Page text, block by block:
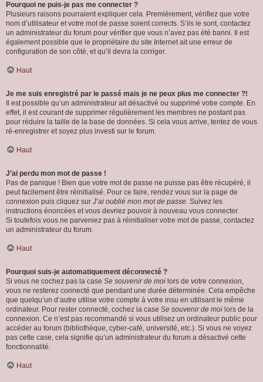
Pourquoi ne puis-je pas me connecter ?
Plusieurs raisons pourraient expliquer cela. Premièrement, vérifiez que votre
nom d’utilisateur et votre mot de passe soient corrects. S’ils le sont, contactez
un administrateur du forum pour vérifier que vous n’avez pas été banni. Il est
également possible que le propriétaire du site Internet ait une erreur de
configuration de son côté, et qu’il devra la corriger.
Haut
Je me suis enregistré par le passé mais je ne peux plus me connecter ?!
Il est possible qu’un administrateur ait désactivé ou supprimé votre compte. En
effet, il est courant de supprimer régulièrement les membres ne postant pas
pour réduire la taille de la base de données. Si cela vous arrive, tentez de vous
ré-enregistrer et soyez plus investi sur le forum.
Haut
J’ai perdu mon mot de passe !
Pas de panique ! Bien que votre mot de passe ne puisse pas être récupéré, il
peut facilement être réinitialisé. Pour ce faire, rendez vous sur la page de
connexion puis cliquez sur J’ai oublié mon mot de passe. Suivez les
instructions énoncées et vous devriez pouvoir à nouveau vous connecter.
Si toutefois vous ne parveniez pas à réinitialiser votre mot de passe, contactez
un administrateur du forum.
Haut
Pourquoi suis-je automatiquement déconnecté ?
Si vous ne cochez pas la case Se souvenir de moi lors de votre connexion,
vous ne resterez connecté que pendant une durée déterminée. Cela empêche
que quelqu’un d’autre utilise votre compte à votre insu en utilisant le même
ordinateur. Pour rester connecté, cochez la case Se souvenir de moi lors de la
connexion. Ce n’est pas recommandé si vous utilisez un ordinateur public pour
accéder au forum (bibliothèque, cyber-café, université, etc.). Si vous ne voyez
pas cette case, cela signifie qu’un administrateur du forum a désactivé cette
fonctionnalité.
Haut